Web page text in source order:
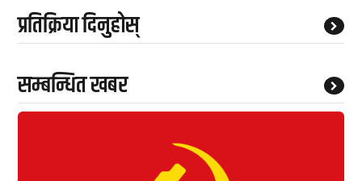
प्रतिक्रिया दिनुहोस्
सम्बन्धित खबर